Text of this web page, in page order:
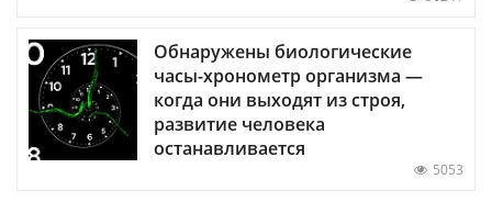
Обнаружены биологические
часы-хронометр организма —
когда они выходят из строя,
развитие человека
останавливается
5053